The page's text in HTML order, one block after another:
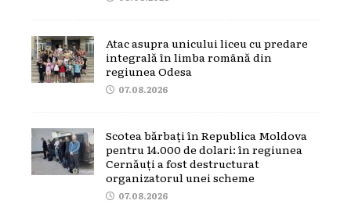
Atac asupra unicului liceu cu predare
integrală în limba română din
regiunea Odesa
07.08.2026
Scotea bărbați în Republica Moldova
pentru 14.000 de dolari: în regiunea
Cernăuți a fost destructurat
organizatorul unei scheme
07.08.2026